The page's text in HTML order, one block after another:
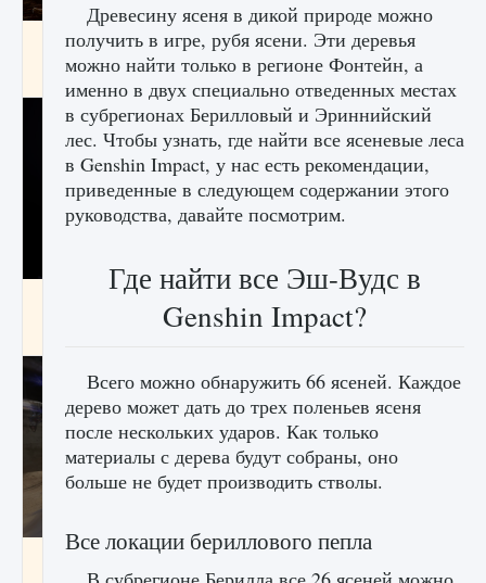
Как найти Гробницу Изгоев в Diablo 4
9 августа 2024 1 337 0 0
Как получить Thunder Egg в Stardew Valley
1 244 0 0
Как исправить неработающие награды For
Honor
Древесину ясеня в дикой природе можно
получить в игре, рубя ясени. Эти деревья
можно найти только в регионе Фонтейн, а
именно в двух специально отведенных местах
в субрегионах Берилловый и Эриннийский
лес. Чтобы узнать, где найти все ясеневые леса
в Genshin Impact, у нас есть рекомендации,
приведенные в следующем содержании этого
руководства, давайте посмотрим.
Где найти все Эш-Вудс в
Genshin Impact?
Всего можно обнаружить 66 ясеней. Каждое
дерево может дать до трех поленьев ясеня
после нескольких ударов. Как только
материалы с дерева будут собраны, оно
больше не будет производить стволы.
Все локации бериллового пепла